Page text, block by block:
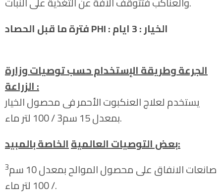
PHI : الخيار : 3 ايام
الجرعة وطريقة الإستخدام حسب توصيات وزارة
الزراعة :
يستخدم لعلاج العنكبوت الأحمر فى محصول الخيار
بمعدل 15 سم3 / 100 لتر ماء.
بعض التوصيات العالميةالخاصة بالمبيد
:
صانعات الانفاق على محصول الموالح بمعدل 10 سم
3
/ 100 لتر ماء.